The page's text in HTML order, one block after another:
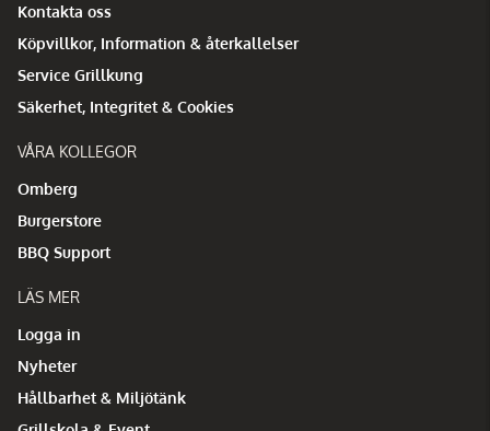
Kontakta oss
Köpvillkor, Information & återkallelser
Service Grillkung
Säkerhet, Integritet & Cookies
VÅRA KOLLEGOR
Omberg
Burgerstore
BBQ Support
LÄS MER
Logga in
Nyheter
Hållbarhet & Miljötänk